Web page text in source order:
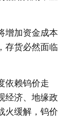
增加资金成本
货必然面临
依赖钨价走
经济、地缘政
火缓解，钨价